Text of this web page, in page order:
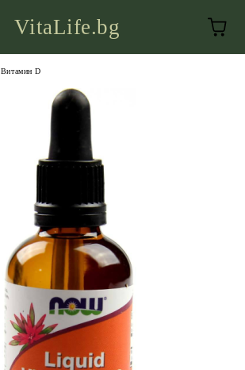
VitaLife.bg
Витамин D